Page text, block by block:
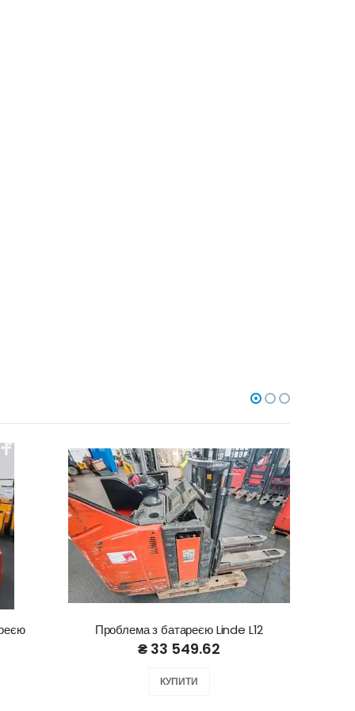
Проблема з батареєю Linde L12
₴ 33 549.62
КУПИТИ